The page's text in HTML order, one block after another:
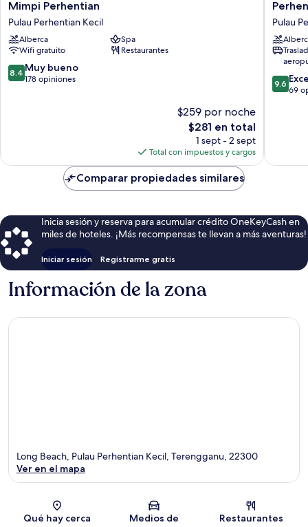
Mimpi
Perhentian
Pulau
Perhentian
Kecil
Mimpi Perhentian
Pulau Perhentian Kecil
Alberca
Spa
Wifi gratuito
Restaurantes
8.4
de
8.4 Muy bueno
178 opiniones
$259 por noche
El
precio
actual
es
de
$281
$281 en total
1 sept - 2 sept
Total con impuestos y cargos
Marriott
Resort
&
Spa
Pulau
Kecil
Pulau
9.6
de
9.6
69
Comparar propiedades similares
Inicia sesión y reserva para acumular crédito OneKeyCash en
miles de hoteles. ¡Más recompensas te llevan a más aventuras!
Iniciar sesión Registrarme gratis
Información de la zona
Sección del mapa
Long Beach, Pulau Perhentian Kecil, Terengganu, 22300
Ver en el mapa
Qué hay cerca
Medios de
Restaurantes